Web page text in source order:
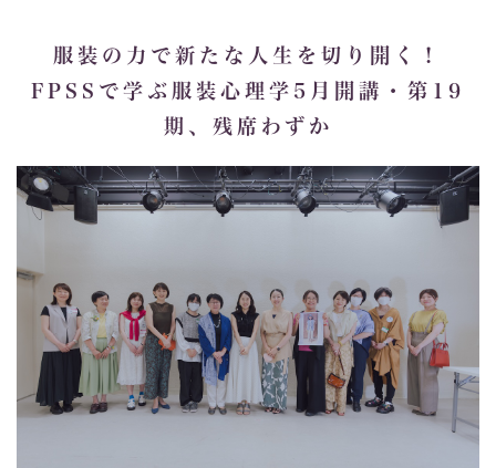
服装の力で新たな人生を切り開く！
FPSSで学ぶ服装心理学5月開講・第19
期、残席わずか